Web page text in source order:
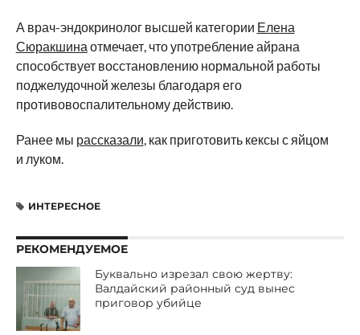
А врач-эндокринолог высшей категории Елена
Сюракшина отмечает, что употребление айрана
способствует восстановлению нормальной работы
поджелудочной железы благодаря его
противовоспалительному действию.
Ранее мы рассказали , как приготовить кексы с яйцом
и луком.
ИНТЕРЕСНОЕ
РЕКОМЕНДУЕМОЕ
Буквально изрезал свою жертву:
Валдайский районный суд вынес
приговор убийце